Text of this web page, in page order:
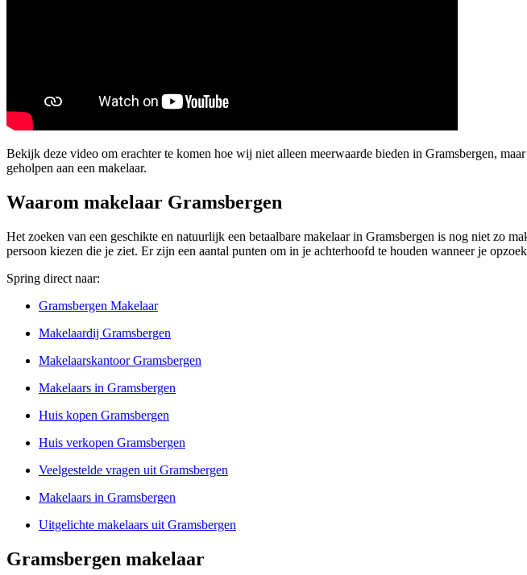
Bekijk deze video om erachter te komen hoe wij niet alleen meerwaarde bieden in Gramsbergen,
geholpen aan een makelaar.
Waarom makelaar Gramsbergen
Het zoeken van een geschikte en natuurlijk een betaalbare makelaar in Gramsbergen is nog niet zo
persoon kiezen die je ziet. Er zijn een aantal punten om in je achterhoofd te houden wanneer je
Spring direct naar:
Gramsbergen Makelaar
Makelaardij Gramsbergen
Makelaarskantoor Gramsbergen
Makelaars in Gramsbergen
Huis kopen Gramsbergen
Huis verkopen Gramsbergen
Veelgestelde vragen uit Gramsbergen
Makelaars in Gramsbergen
Uitgelichte makelaars uit Gramsbergen
Gramsbergen makelaar